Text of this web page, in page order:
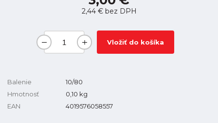
2,44 €bez DPH
Vložiť do košíka
Balenie
10/80
Hmotnosť
0,10 kg
EAN
4019576058557